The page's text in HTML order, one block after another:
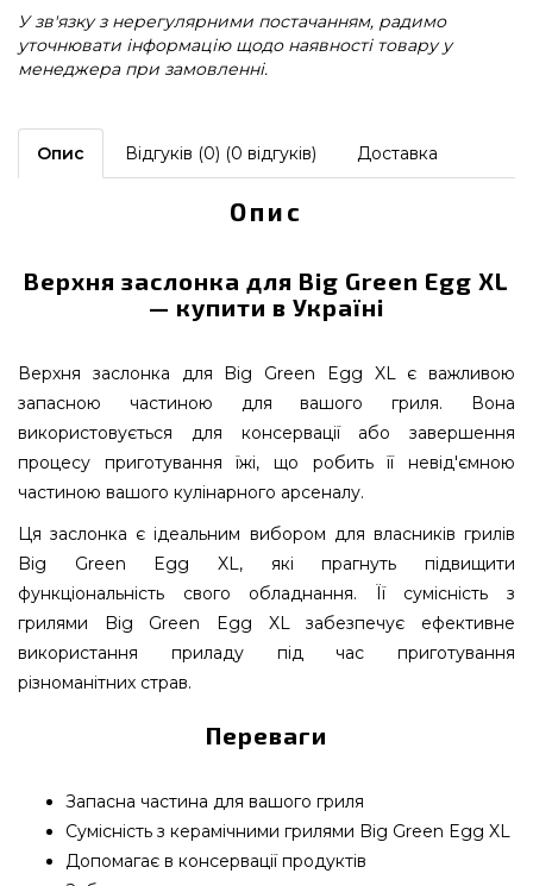
У зв'язку з нерегулярними постачанням, радимо
уточнювати інформацію щодо наявності товару у
менеджера при замовленні.
Опис Відгуків (0) (0 відгуків) Доставка
Опис
Верхня заслонка для Big Green Egg XL
— купити в Україні
Верхня заслонка для Big Green Egg XL є важливою
запасною частиною для вашого гриля. Вона
використовується для консервації або завершення
процесу приготування їжі, що робить її невід'ємною
частиною вашого кулінарного арсеналу.
Ця заслонка є ідеальним вибором для власників грилів
Big Green Egg XL, які прагнуть підвищити
функціональність свого обладнання. Її сумісність з
грилями Big Green Egg XL забезпечує ефективне
використання приладу під час приготування
різноманітних страв.
Переваги
Запасна частина для вашого гриля
Сумісність з керамічними грилями Big Green Egg XL
Допомагає в консервації продуктів